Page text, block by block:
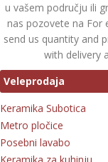
u vašem području ili
nas pozovete na For
send us quantity and
with delivery
Veleprodaja
Keramika Subotica
Metro pločice
Posebni lavabo